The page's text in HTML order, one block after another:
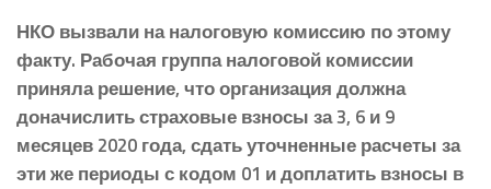
НКО вызвали на налоговую комиссию по этому
факту. Рабочая группа налоговой комиссии
приняла решение, что организация должна
доначислить страховые взносы за 3, 6 и 9
месяцев 2020 года, сдать уточненные расчеты за
эти же периоды с кодом 01 и доплатить взносы в